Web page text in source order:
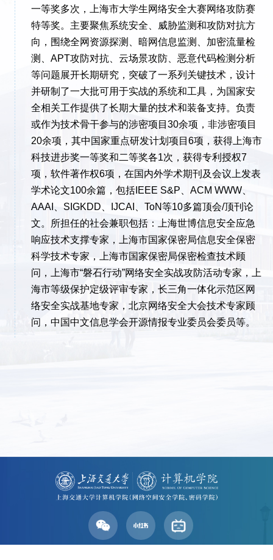
一等奖多次，上海市大学生网络安全大赛网络攻防赛
特等奖。主要聚焦系统安全、威胁监测和攻防对抗方
向，围绕全网资源探测、暗网信息监测、加密流量检
测、APT攻防对抗、云场景攻防、恶意代码检测分析
等问题展开长期研究，突破了一系列关键技术，设计
并研制了一大批可用于实战的系统和工具，为国家安
全相关工作提供了长期大量的技术和装备支持。负责
或作为技术骨干参与的涉密项目30余项，非涉密项目
20余项，其中国家重点研发计划项目6项，获得上海市
科技进步奖一等奖和二等奖各1次，获得专利授权7
项，软件著作权6项，在国内外学术期刊及会议上发表
学术论文100余篇，包括IEEE S&P、ACM WWW、
AAAI、SIGKDD、IJCAI、ToN等10多篇顶会/顶刊论
文。所担任的社会兼职包括：上海世博信息安全应急
响应技术支撑专家，上海市国家保密局信息安全保密
科学技术专家，上海市国家保密局保密检查技术顾
问，上海市“磐石行动”网络安全实战攻防活动专家，上
海市等级保护定级评审专家，长三角一体化示范区网
络安全实战基地专家，北京网络安全大会技术专家顾
问，中国中文信息学会开源情报专业委员会委员等。